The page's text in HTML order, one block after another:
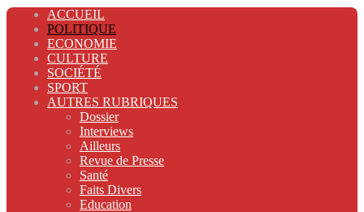
ACCUEIL
POLITIQUE
ECONOMIE
CULTURE
SOCIÉTÉ
SPORT
AUTRES RUBRIQUES
Dossier
Interviews
Ailleurs
Revue de Presse
Santé
Faits Divers
Education